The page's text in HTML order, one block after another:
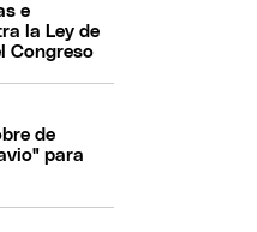
e
la Ley de
Congreso
de
para